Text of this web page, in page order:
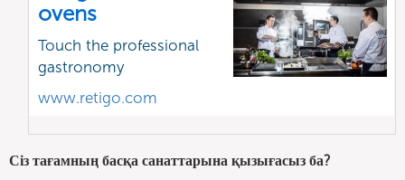
ovens
Touch the professional
gastronomy
www.retigo.com
Сіз тағамның басқа санаттарына қызығасыз ба?